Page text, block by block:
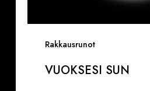
Rakkausrunot
VUOKSESI SUN